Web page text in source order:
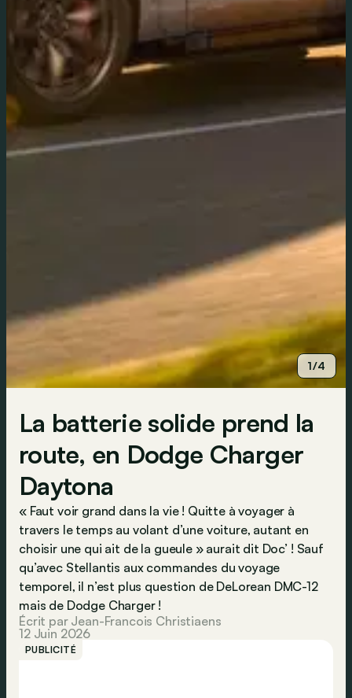
1/4
La batterie solide prend la
route, en Dodge Charger
Daytona
« Faut voir grand dans la vie ! Quitte à voyager à
travers le temps au volant d’une voiture, autant en
choisir une qui ait de la gueule » aurait dit Doc’ ! Sauf
qu’avec Stellantis aux commandes du voyage
temporel, il n’est plus question de DeLorean DMC-12
mais de Dodge Charger !
Écrit par Jean-Francois Christiaens
12 Juin 2026
PUBLICITÉ